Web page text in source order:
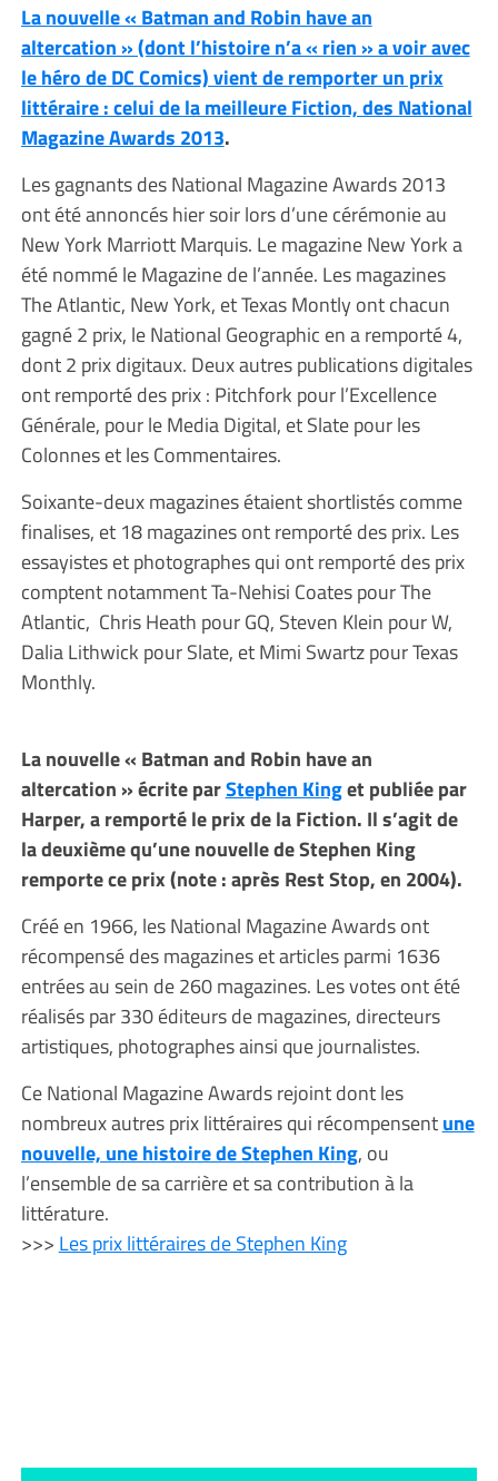
La nouvelle « Batman and Robin have an
altercation » (dont l’histoire n’a « rien » a voir avec
le héro de DC Comics) vient de remporter un prix
littéraire : celui de la meilleure Fiction, des National
Magazine Awards 2013.
Les gagnants des National Magazine Awards 2013
ont été annoncés hier soir lors d’une cérémonie au
New York Marriott Marquis. Le magazine New York a
été nommé le Magazine de l’année. Les magazines
The Atlantic, New York, et Texas Montly ont chacun
gagné 2 prix, le National Geographic en a remporté 4,
dont 2 prix digitaux. Deux autres publications digitales
ont remporté des prix : Pitchfork pour l’Excellence
Générale, pour le Media Digital, et Slate pour les
Colonnes et les Commentaires.
Soixante-deux magazines étaient shortlistés comme
finalises, et 18 magazines ont remporté des prix. Les
essayistes et photographes qui ont remporté des prix
comptent notamment Ta-Nehisi Coates pour The
Atlantic, Chris Heath pour GQ, Steven Klein pour W,
Dalia Lithwick pour Slate, et Mimi Swartz pour Texas
Monthly.
La nouvelle « Batman and Robin have an
altercation » écrite parStephen Kinget publiée par
Harper, a remporté le prix de la Fiction. Il s’agit de
la deuxième qu’une nouvelle de Stephen King
remporte ce prix (note : après Rest Stop, en 2004).
Créé en 1966, les National Magazine Awards ont
récompensé des magazines et articles parmi 1636
entrées au sein de 260 magazines. Les votes ont été
réalisés par 330 éditeurs de magazines, directeurs
artistiques, photographes ainsi que journalistes.
Ce National Magazine Awards rejoint dont les
nombreux autres prix littéraires qui récompensentune
nouvelle, une histoire de Stephen King, ou
l’ensemble de sa carrière et sa contribution à la
littérature.
>>> Les prix littéraires de Stephen King